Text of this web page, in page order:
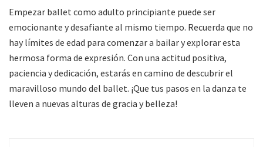
Empezar ballet como adulto principiante puede ser
emocionante y desafiante al mismo tiempo. Recuerda que no
hay límites de edad para comenzar a bailar y explorar esta
hermosa forma de expresión. Con una actitud positiva,
paciencia y dedicación, estarás en camino de descubrir el
maravilloso mundo del ballet. ¡Que tus pasos en la danza te
lleven a nuevas alturas de gracia y belleza!